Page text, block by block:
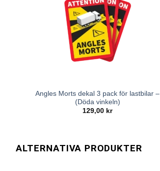
Angles Morts dekal 3 pack för lastbilar –
(Döda vinkeln)
129,00 kr